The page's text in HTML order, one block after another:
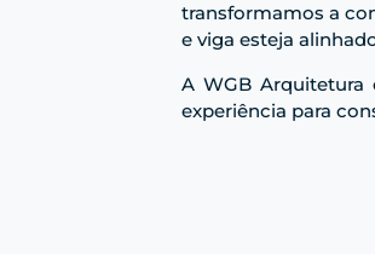
transformamos a
e viga esteja
A WGB Arquitetura
experiência para